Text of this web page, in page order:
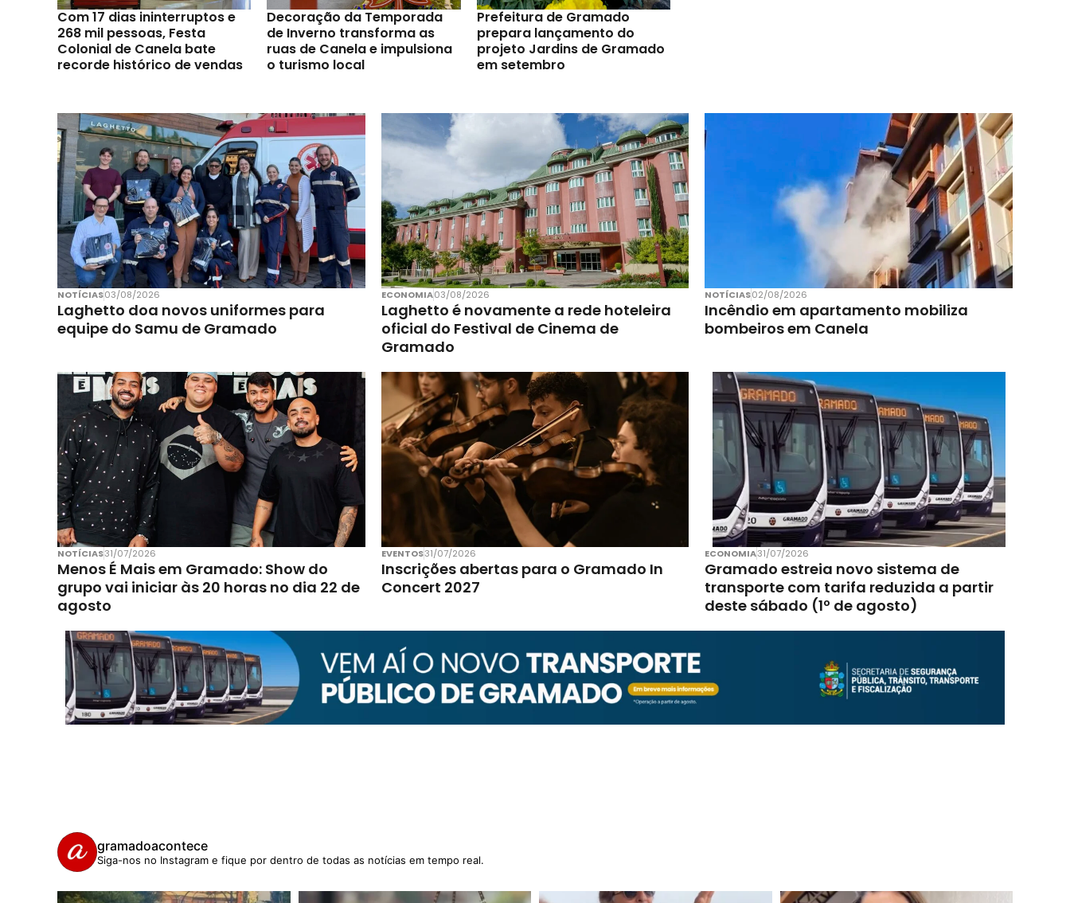
Com 17 dias ininterruptos e
268 mil pessoas, Festa
Colonial de Canela bate
recorde histórico de vendas
Decoração da Temporada
de Inverno transforma as
ruas de Canela e impulsiona
o turismo local
Prefeitura de Gramado
prepara lançamento do
projeto Jardins de Gramado
em setembro
NOTÍCIAS03/08/2026
Laghetto doa novos uniformes para
equipe do Samu de Gramado
ECONOMIA03/08/2026
Laghetto é novamente a rede hoteleira
oficial do Festival de Cinema de
Gramado
NOTÍCIAS02/08/2026
Incêndio em apartamento mobiliza
bombeiros em Canela
NOTÍCIAS31/07/2026
Menos É Mais em Gramado: Show do
grupo vai iniciar às 20 horas no dia 22 de
agosto
EVENTOS31/07/2026
Inscrições abertas para o Gramado In
Concert 2027
ECONOMIA31/07/2026
Gramado estreia novo sistema de
transporte com tarifa reduzida a partir
deste sábado (1º de agosto)
gramadoacontece
Siga-nos no Instagram e fique por dentro de todas as notícias em tempo real.